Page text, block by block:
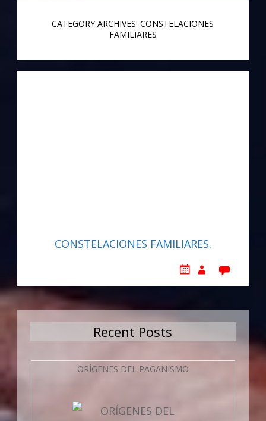
CATEGORY ARCHIVES: CONSTELACIONES
FAMILIARES
CONSTELACIONES FAMILIARES.
Recent Posts
ORÍGENES DEL PAGANISMO